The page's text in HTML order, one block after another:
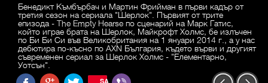
Бенедикт Къмбърбач и Мартин Фрийман в първи кадър от
третия сезон на сериала "Шерлок". Първият от трите
епизода - The Empty Hearse по сценарий на Марк Гатис,
който играе брата на Шерлок, Майкрофт Холмс, бе излъчен
по Би Би Си във Великобритания на 1 януари 2014 г., а у нас
дебютира по-късно по AXN България, където върви и другият
съвременен сериал за Шерлок Холмс - "Елементарно,
Уотсън".
SAVE